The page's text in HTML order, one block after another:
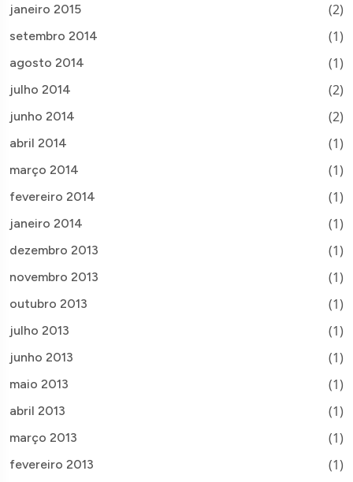
janeiro 2015 (2)
setembro 2014 (1)
agosto 2014 (1)
julho 2014 (2)
junho 2014 (2)
abril 2014 (1)
março 2014 (1)
fevereiro 2014 (1)
janeiro 2014 (1)
dezembro 2013 (1)
novembro 2013 (1)
outubro 2013 (1)
julho 2013 (1)
junho 2013 (1)
maio 2013 (1)
abril 2013 (1)
março 2013 (1)
fevereiro 2013 (1)